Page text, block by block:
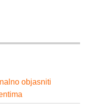
objasniti